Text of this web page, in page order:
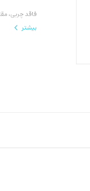
فاقد چربی،
بیشتر